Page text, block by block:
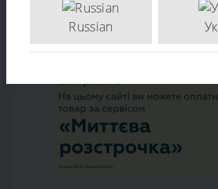
Кількість:
Russian